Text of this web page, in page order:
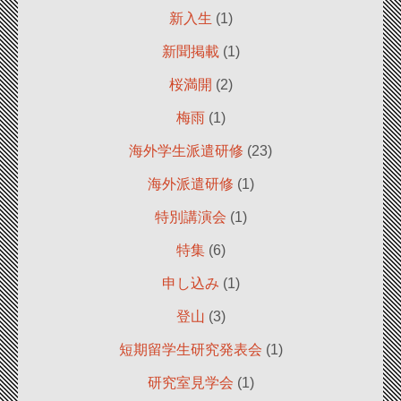
新入生 (1)
新聞掲載 (1)
桜満開 (2)
梅雨(1)
海外学生派遣研修 (23)
海外派遣研修 (1)
特別講演会 (1)
特集(6)
申し込み (1)
登山 (3)
短期留学生研究発表会 (1)
研究室見学会 (1)